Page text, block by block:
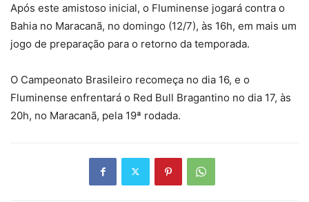
Após este amistoso inicial, o Fluminense jogará contra o
Bahia no Maracanã, no domingo (12/7), às 16h, em mais um
jogo de preparação para o retorno da temporada.
O Campeonato Brasileiro recomeça no dia 16, e o
Fluminense enfrentará o Red Bull Bragantino no dia 17, às
20h, no Maracanã, pela 19ª rodada.